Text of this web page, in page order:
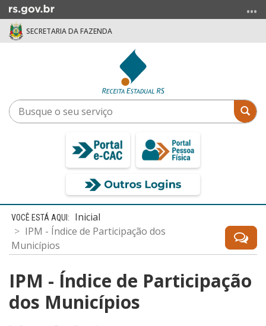
para
menu
SECRETARIA DA FAZENDA
Busque
o
Início
conteúdo
Inicial
IPM - Índice de Participação dos
Municípios
IPM - Índice de Participação
dos Municípios